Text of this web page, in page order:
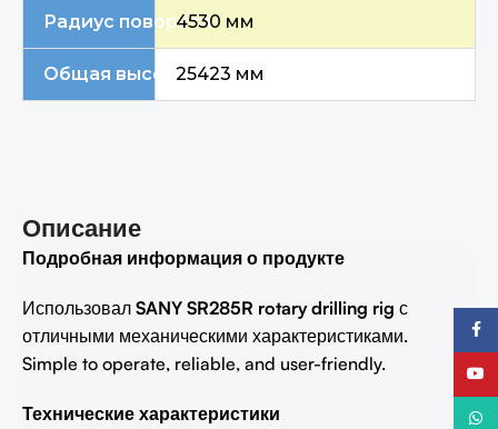
Радиус поворота4530 мм
Общая высота25423 мм
Описание
Подробная информация о продукте
Использовал SANY SR285R rotary drilling rig с
отличными механическими характеристиками.
Simple to operate, reliable, and user-friendly.
Технические характеристики